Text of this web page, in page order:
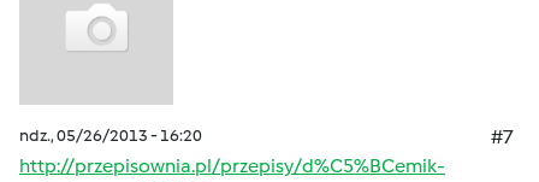
ndz., 05/26/2013 - 16:20
#7
http://przepisownia.pl/przepisy/d%C5%BCemik-